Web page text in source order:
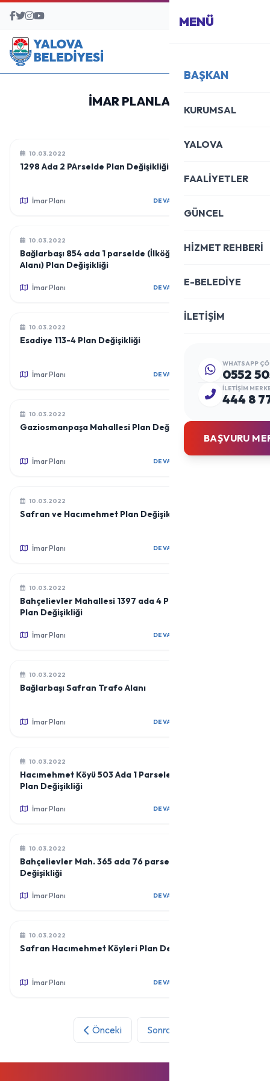
BAŞVURU MERKEZİ
MENÜ
BAŞKAN
KURUMSAL
YALOVA
FAALİYETLER
GÜNCEL
HİZMET REHBERİ
E-BELEDİYE
İLETİŞİM
WHATSAPP
0552
İLETIŞIM
444 8
BAŞVURU
İMAR PLANLARI
10.03.2022
1298 Ada 2 PArselde Plan Değişikliği
İmar Planı DEVAMINI OKU
10.03.2022
Bağlarbaşı 854 ada 1 parselde (İlköğretim
Alanı) Plan Değişikliği
İmar Planı DEVAMINI OKU
10.03.2022
Esadiye 113-4 Plan Değişikliği
İmar Planı DEVAMINI OKU
10.03.2022
Gaziosmanpaşa Mahallesi Plan Değişikliği
İmar Planı DEVAMINI OKU
10.03.2022
Safran ve Hacımehmet Plan Değişikliği
İmar Planı DEVAMINI OKU
10.03.2022
Bahçelievler Mahallesi 1397 ada 4 Parsel
Plan Değişikliği
İmar Planı DEVAMINI OKU
10.03.2022
Bağlarbaşı Safran Trafo Alanı
İmar Planı DEVAMINI OKU
10.03.2022
Hacımehmet Köyü 503 Ada 1 Parsele İlişkin
Plan Değişikliği
İmar Planı DEVAMINI OKU
10.03.2022
Bahçelievler Mah. 365 ada 76 parsel Plan
Değişikliği
İmar Planı DEVAMINI OKU
10.03.2022
Safran Hacımehmet Köyleri Plan Değişikliği
İmar Planı DEVAMINI OKU
Önceki Sonraki